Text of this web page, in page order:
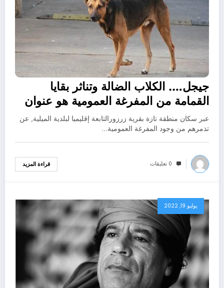
جيجل…. الكلاب الضالة وتناثر بقايا
القمامة من المفرغة العمومية هو عنوان
لمعاناة سكان زرزور بالميلية
عبر سكان منطقة تازة بقرية زرزورالتابعة إقليميا لبلدية الميلية, عن
تذمرهم من وجود المفرغة العمومية…
0 تعليقات قراءة المزيد
يوليو 19, 2022